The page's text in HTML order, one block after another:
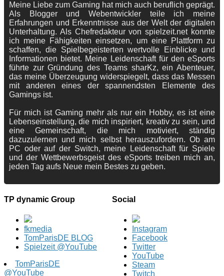
Meine Liebe zum Gaming hat mich auch beruflich geprägt.
Als Blogger und Webentwickler teile ich meine
Erfahrungen und Erkenntnisse aus der Welt der digitalen
Unterhaltung. Als Chefredakteur von spielzeit.net konnte
ich meine Fähigkeiten einsetzen, um eine Plattform zu
schaffen, die Spielbegeisterten wertvolle Einblicke und
Informationen bietet. Meine Leidenschaft für den eSports
führte zur Gründung des Teams sharKz, ein Abenteuer,
das meine Überzeugung widerspiegelt, dass das Messen
mit anderen eines der spannendsten Elemente des
Gamings ist.
Für mich ist Gaming mehr als nur ein Hobby, es ist eine
Lebenseinstellung, die mich inspiriert, kreativ zu sein, und
eine Gemeinschaft, die mich motiviert, ständig
dazuzulernen und mich selbst herauszufordern. Ob am
PC oder auf der Switch, meine Leidenschaft für Spiele
und der Wettbewerbsgeist des eSports treiben mich an,
jeden Tag aufs Neue mein Bestes zu geben.
TP dynamic Group
fkmedia
TomParisDE BLOG
Spielzeit @YouTube
TomParisDE
@YouTube
Social
Instagram
Facebook
Twitter
YouTube
Steam
Twitch